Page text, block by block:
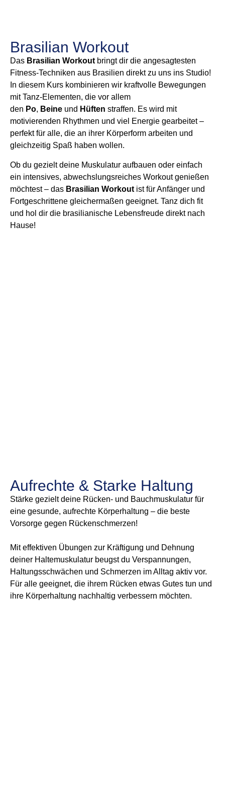
Brasilian Workout
Das Brasilian Workout bringt dir die angesagtesten
Fitness-Techniken aus Brasilien direkt zu uns ins Studio!
In diesem Kurs kombinieren wir kraftvolle Bewegungen
mit Tanz-Elementen, die vor allem
den Po, Beine und Hüften straffen. Es wird mit
motivierenden Rhythmen und viel Energie gearbeitet –
perfekt für alle, die an ihrer Körperform arbeiten und
gleichzeitig Spaß haben wollen.
Ob du gezielt deine Muskulatur aufbauen oder einfach
ein intensives, abwechslungsreiches Workout genießen
möchtest – das Brasilian Workout ist für Anfänger und
Fortgeschrittene gleichermaßen geeignet. Tanz dich fit
und hol dir die brasilianische Lebensfreude direkt nach
Hause!
Aufrechte & Starke Haltung
Stärke gezielt deine Rücken- und Bauchmuskulatur für
eine gesunde, aufrechte Körperhaltung – die beste
Vorsorge gegen Rückenschmerzen!
Mit effektiven Übungen zur Kräftigung und Dehnung
deiner Haltemuskulatur beugst du Verspannungen,
Haltungsschwächen und Schmerzen im Alltag aktiv vor.
Für alle geeignet, die ihrem Rücken etwas Gutes tun und
ihre Körperhaltung nachhaltig verbessern möchten.